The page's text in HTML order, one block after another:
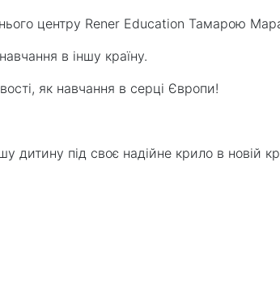
центру Rener Education Тамарою
в іншу країну.
як навчання в серці Європи!
дитину під своє надійне крило в новій